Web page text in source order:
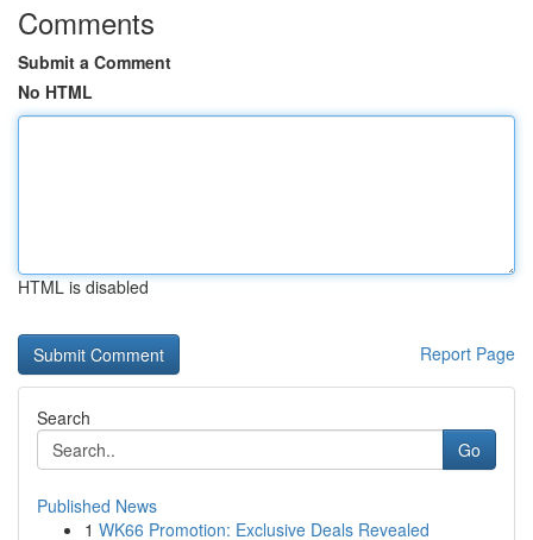
Comments
Submit a Comment
No HTML
HTML is disabled
Report Page
Search
Go
Published News
1 WK66 Promotion: Exclusive Deals Revealed